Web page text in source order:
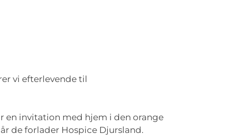
vi efterlevende til
en invitation med hjem i den orange
de forlader Hospice Djursland.